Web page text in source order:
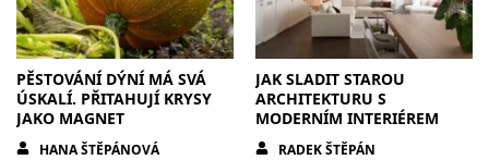
PĚSTOVÁNÍ DÝNÍ MÁ SVÁ
ÚSKALÍ. PŘITAHUJÍ KRYSY
JAKO MAGNET
HANA ŠTĚPÁNOVÁ
JAK SLADIT STAROU
ARCHITEKTURU S
MODERNÍM INTERIÉREM
RADEK ŠTĚPÁN